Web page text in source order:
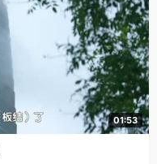
01:53